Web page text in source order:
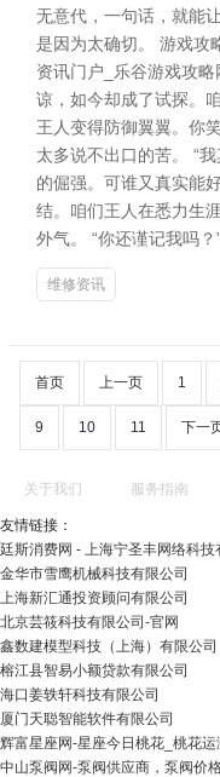
无意代，一句话，就能
是因为太确切。 游戏攻
资讯门户_乐谷游戏攻
谅，如今却成了试探。
王人变得防御翼翼。你
太多说不出口的苦。 “
的倔强。可谁又真实能
结。咱们王人在悉力生
外气。 “你还谨记我吗
维修资讯
首页 上一页 1
9 10 11 下一
关于我们 服务指南
友情链接：
廷斯消费网 - 上海宁圣丰网络科技
金华市雪鹰机械科技有限公司
上海新汇通投资顾问有限公司
北京芸筱科技有限公司-官网
鑫数建模型科技（上海）有限公司
榕江县智易小额贷款有限公司
海口姜轶轩科技有限公司
厦门天聪智能软件有限公司
辉富星座网-星座今日桃花_桃花
中山泵阀网-泵阀供应商，泵阀价